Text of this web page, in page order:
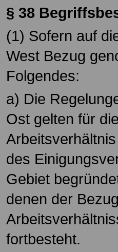
§ 38
(1) Sofern auf
West Bezug
Folgendes:
a) Die
Ost gelten für
des
Gebiet
denen der
fortbesteht.